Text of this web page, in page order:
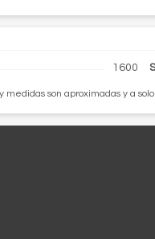
1600
medidas son aproximadas y a